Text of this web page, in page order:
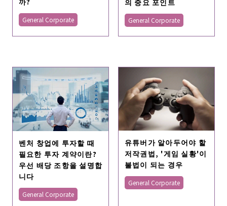
General Corporate General Corporate
벤처 창업에 투자할 때
필요한 투자 계약이란?
우선 배당 조항을 설명합
니다
General Corporate
유튜버가 알아두어야 할
저작권법, '게임 실황'이
불법이 되는 경우
General Corporate